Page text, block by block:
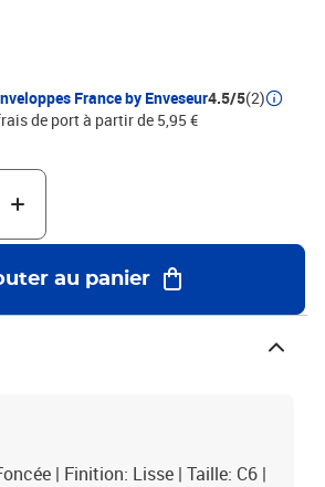
France by Enveseur4.5/5(2)
de port à partir de 5,95 €
au panier
| Finition: Lisse | Taille: C6 |